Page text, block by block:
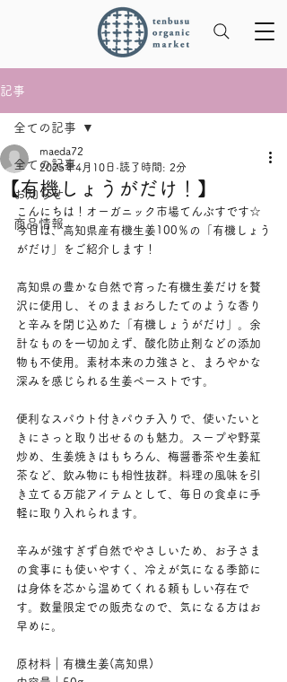
記事
全ての記事
お知らせ
商品情報
全ての記事
【有機しょうがだけ！】
maeda72
2025年4月10日 読了時間: 2分
こんにちは！オーガニック市場てんぶすです☆
今日は、高知県産有機生姜100％の「有機しょう
がだけ」をご紹介します！
高知県の豊かな自然で育った有機生姜だけを贅
沢に使用し、そのままおろしたてのような香り
と辛みを閉じ込めた「有機しょうがだけ」。余
計なものを一切加えず、酸化防止剤などの添加
物も不使用。素材本来の力強さと、まろやかな
深みを感じられる生姜ペーストです。
便利なスパウト付きパウチ入りで、使いたいと
きにさっと取り出せるのも魅力。スープや野菜
炒め、生姜焼きはもちろん、梅醤番茶や生姜紅
茶など、飲み物にも相性抜群。料理の風味を引
き立てる万能アイテムとして、毎日の食卓に手
軽に取り入れられます。
辛みが強すぎず自然でやさしいため、お子さま
の食事にも使いやすく、冷えが気になる季節に
は身体を芯から温めてくれる頼もしい存在で
す。数量限定での販売なので、気になる方はお
早めに。
原材料｜有機生姜(高知県)